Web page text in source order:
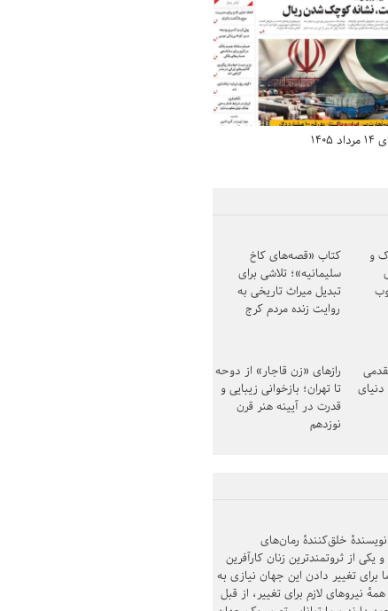
تبدیل میراث تاریخی به
روایت زنده مردم کرج